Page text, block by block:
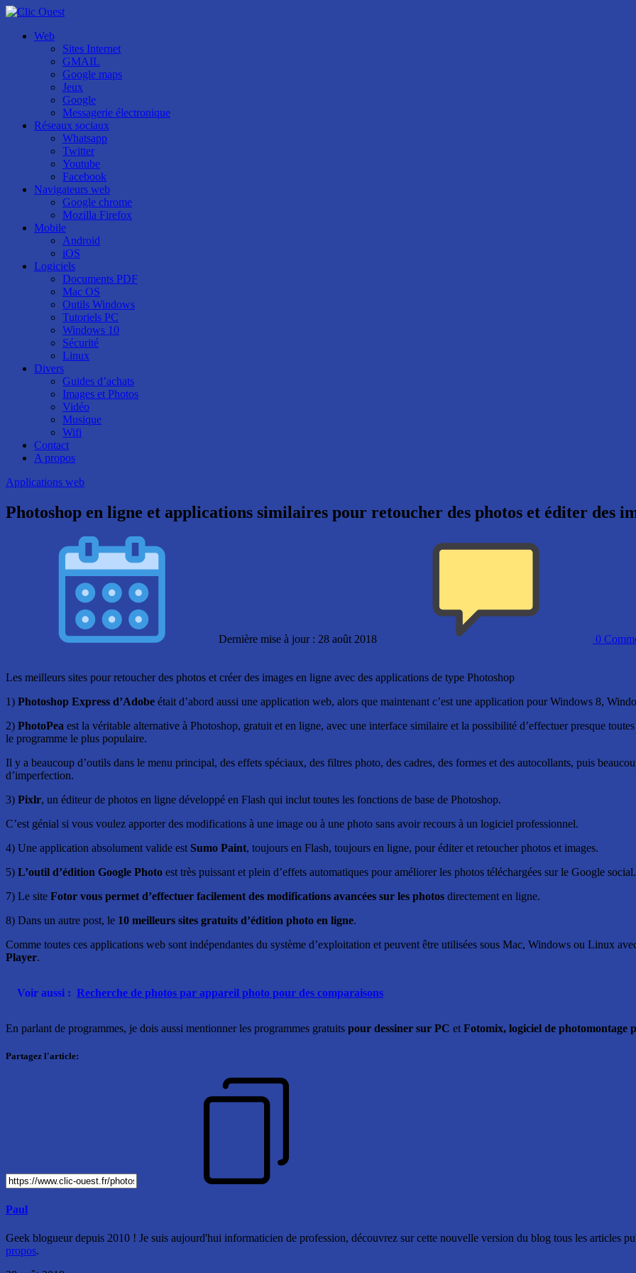
Web
Sites Internet
GMAIL
Google maps
Jeux
Google
Messagerie électronique
Réseaux sociaux
Whatsapp
Twitter
Youtube
Facebook
Navigateurs web
Google chrome
Mozilla Firefox
Mobile
Android
iOS
Logiciels
Documents PDF
Mac OS
Outils Windows
Tutoriels PC
Windows 10
Sécurité
Linux
Divers
Guides d’achats
Images et Photos
Vidéo
Musique
Wifi
Contact
A propos
Applications web
Photoshop en ligne et applications similaires pour retoucher des photos et éditer des
Dernière mise à jour : 28 août 2018 0
Les meilleurs sites pour retoucher des photos et créer des images en ligne avec des applications de type Photoshop
1) Photoshop Express d’Adobe était d’abord aussi une application web, alors que maintenant c’est une application pour Windows 8,
2) PhotoPea est la véritable alternative à Photoshop, gratuit et en ligne, avec une interface similaire et la possibilité d’effectuer presque
le programme le plus populaire.
Il y a beaucoup d’outils dans le menu principal, des effets spéciaux, des filtres photo, des cadres, des formes et des autocollants, puis
d’imperfection.
3) Pixlr, un éditeur de photos en ligne développé en Flash qui inclut toutes les fonctions de base de Photoshop.
C’est génial si vous voulez apporter des modifications à une image ou à une photo sans avoir recours à un logiciel professionnel.
4) Une application absolument valide est Sumo Paint, toujours en Flash, toujours en ligne, pour éditer et retoucher photos et images.
5) L’outil d’édition Google Photo est très puissant et plein d’effets automatiques pour améliorer les photos téléchargées sur le Google social.
7) Le site Fotor vous permet d’effectuer facilement des modifications avancées sur les photos directement en ligne.
8) Dans un autre post, le 10 meilleurs sites gratuits d’édition photo en ligne.
Comme toutes ces applications web sont indépendantes du système d’exploitation et peuvent être utilisées sous Mac, Windows ou Linux
Player.
Voir aussi : Recherche de photos par appareil photo pour des comparaisons
En parlant de programmes, je dois aussi mentionner les programmes gratuits pour dessiner sur PC et Fotomix, logiciel de photomontage
Partagez l'article:
Paul
Geek blogueur depuis 2010 ! Je suis aujourd'hui informaticien de profession, découvrez sur cette nouvelle version du blog tous les articles
propos.